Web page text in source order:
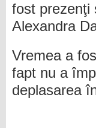
fost prezenţi
Alexandra
Vremea a
fapt nu a
deplasarea